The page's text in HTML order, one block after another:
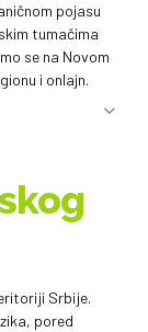
pojasu
tumačima
se na Novom
i onlajn.
Srbije.
pored